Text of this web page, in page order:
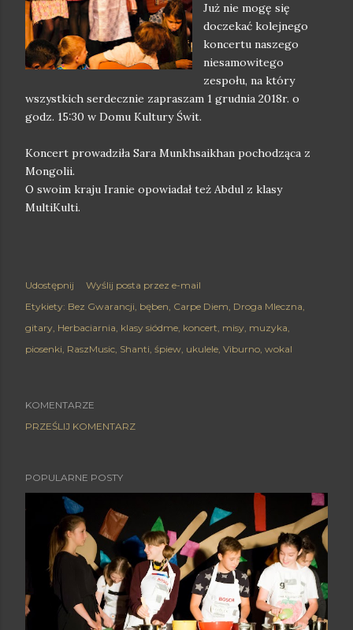
Już nie mogę się
doczekać kolejnego
koncertu naszego
niesamowitego
zespołu, na który
wszystkich serdecznie zapraszam 1 grudnia 2018r. o
godz. 15:30 w Domu Kultury Świt.
Koncert prowadziła Sara Munkhsaikhan pochodząca z
Mongolii.
O swoim kraju Iranie opowiadał też Abdul z klasy
MultiKulti.
Udostępnij
Wyślij posta przez e-mail
Etykiety: Bez Gwarancji bęben Carpe Diem Droga Mleczna
gitary Herbaciarnia klasy siódme koncert misy muzyka
piosenki RaszMusic Shanti śpiew ukulele Viburno wokal
KOMENTARZE
PRZEŚLIJ KOMENTARZ
POPULARNE POSTY